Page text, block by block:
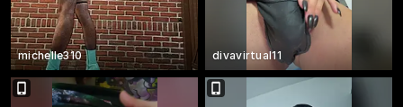
michelle310 divavirtual11